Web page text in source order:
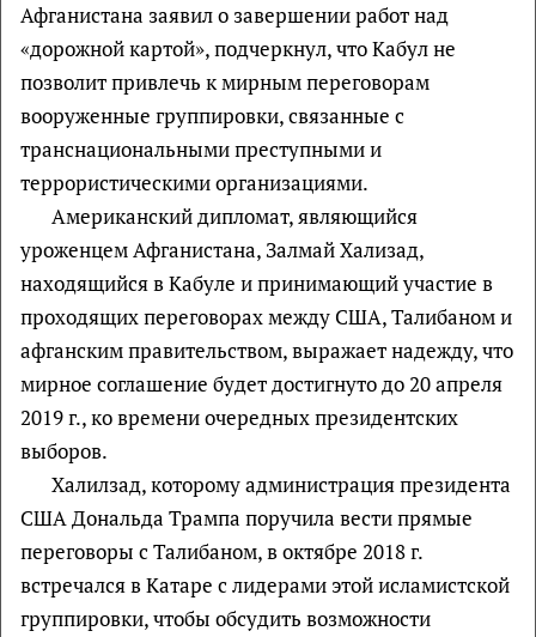
Афганистана заявил о завершении работ над
«дорожной картой», подчеркнул, что Кабул не
позволит привлечь к мирным переговорам
вооруженные группировки, связанные с
транснациональными преступными и
террористическими организациями.
Американский дипломат, являющийся
уроженцем Афганистана, Залмай Хализад,
находящийся в Кабуле и принимающий участие в
проходящих переговорах между США, Талибаном и
афганским правительством, выражает надежду, что
мирное соглашение будет достигнуто до 20 апреля
2019 г., ко времени очередных президентских
выборов.
Халилзад, которому администрация президента
США Дональда Трампа поручила вести прямые
переговоры с Талибаном, в октябре 2018 г.
встречался в Катаре с лидерами этой исламистской
группировки, чтобы обсудить возможности